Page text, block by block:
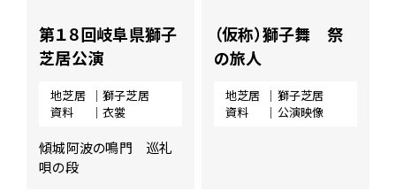
第１８回岐阜県獅子
芝居公演
地芝居
｜獅子芝居
資料
｜衣裳
傾城阿波の鳴門 巡礼
唄の段
（仮称）獅子舞 祭
の旅人
地芝居
｜獅子芝居
資料
｜公演映像